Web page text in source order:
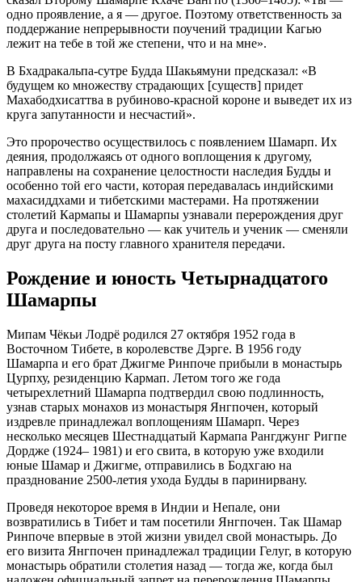
одно проявление, а я — другое. Поэтому ответственность за
поддержание непрерывности поучений традиции Кагью
лежит на тебе в той же степени, что и на мне».
В Бхадракальпа-сутре Будда Шакьямуни предсказал: «В
будущем ко множеству страдающих [существ] придет
Махабодхисаттва в рубиново-красной короне и выведет их из
круга запутанности и несчастий».
Это пророчество осуществилось с появлением Шамарп. Их
деяния, продолжаясь от одного воплощения к другому,
направлены на сохранение целостности наследия Будды и
особенно той его части, которая передавалась индийскими
махасиддхами и тибетскими мастерами. На протяжении
столетий Кармапы и Шамарпы узнавали перерождения друг
друга и последовательно — как учитель и ученик — сменяли
друг друга на посту главного хранителя передачи.
Рождение и юность Четырнадцатого
Шамарпы
Мипам Чёкьи Лодрё родился 27 октября 1952 года в
Восточном Тибете, в королевстве Дэрге. В 1956 году
Шамарпа и его брат Джигме Ринпоче прибыли в монастырь
Цурпху, резиденцию Кармап. Летом того же года
четырехлетний Шамарпа подтвердил свою подлинность,
узнав старых монахов из монастыря Янгпочен, который
издревле принадлежал воплощениям Шамарп. Через
несколько месяцев Шестнадцатый Кармапа Рангджунг Ригпе
Дордже (1924– 1981) и его свита, в которую уже входили
юные Шамар и Джигме, отправились в Бодхгаю на
празднование 2500-летия ухода Будды в паринирвану.
Проведя некоторое время в Индии и Непале, они
возвратились в Тибет и там посетили Янгпочен. Так Шамар
Ринпоче впервые в этой жизни увидел свой монастырь. До
его визита Янгпочен принадлежал традиции Гелуг, в которую
монастырь обратили столетия назад — тогда же, когда был